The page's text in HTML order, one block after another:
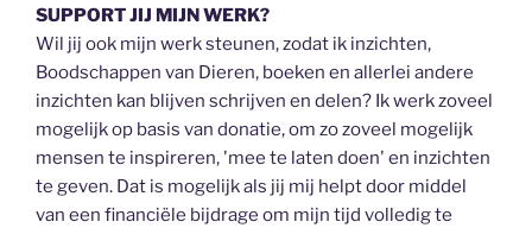
SUPPORT JIJ MIJN WERK?
Wil jij ook mijn werk steunen, zodat ik inzichten,
Boodschappen van Dieren, boeken en allerlei andere
inzichten kan blijven schrijven en delen? Ik werk zoveel
mogelijk op basis van donatie, om zo zoveel mogelijk
mensen te inspireren, 'mee te laten doen' en inzichten
te geven. Dat is mogelijk als jij mij helpt door middel
van een financiële bijdrage om mijn tijd volledig te